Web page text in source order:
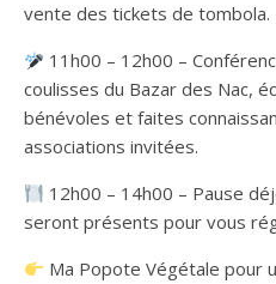
vente des tickets de tombola.
11h00 – 12h00 –
coulisses du Bazar des Nac,
bénévoles et faites
associations invitées.
12h00 – 14h00 – Pause
seront présents pour vous
Ma Popote Végétale pour